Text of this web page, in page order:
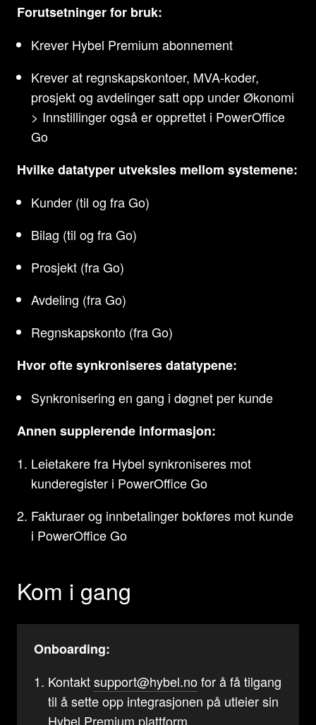
Forutsetninger for bruk:
Krever Hybel Premium abonnement
Krever at regnskapskontoer, MVA-koder,
prosjekt og avdelinger satt opp under Økonomi
> Innstillinger også er opprettet i PowerOffice
Go
Hvilke datatyper utveksles mellom systemene:
Kunder (til og fra Go)
Bilag (til og fra Go)
Prosjekt (fra Go)
Avdeling (fra Go)
Regnskapskonto (fra Go)
Hvor ofte synkroniseres datatypene:
Synkronisering en gang i døgnet per kunde
Annen supplerende informasjon:
Leietakere fra Hybel synkroniseres mot
kunderegister i PowerOffice Go
Fakturaer og innbetalinger bokføres mot kunde
i PowerOffice Go
Kom i gang
Onboarding:
Kontaktsupport@hybel.nofor å få tilgang
til å sette opp integrasjonen på utleier sin
Hybel Premium plattform